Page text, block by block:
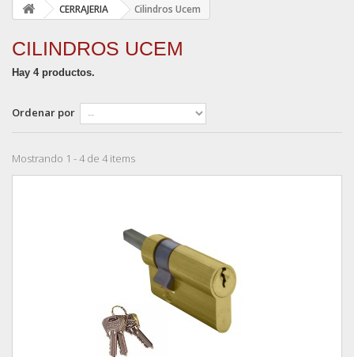
CERRAJERIA Cilindros Ucem
CILINDROS UCEM
Hay 4 productos.
Ordenar por
Mostrando 1 - 4 de 4 items